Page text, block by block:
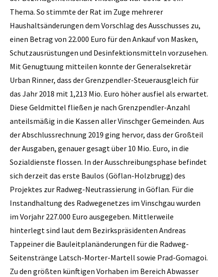
Thema. So stimmte der Rat im Zuge mehrerer
Haushaltsänderungen dem Vorschlag des Ausschusses zu,
einen Betrag von 22.000 Euro für den Ankauf von Masken,
Schutzausrüstungen und Desinfektionsmitteln vorzusehen.
Mit Genugtuung mitteilen konnte der Generalsekretär
Urban Rinner, dass der Grenzpendler-Steuerausgleich für
das Jahr 2018 mit 1,213 Mio. Euro höher ausfiel als erwartet.
Diese Geldmittel fließen je nach Grenzpendler-Anzahl
anteilsmäßig in die Kassen aller Vinschger Gemeinden. Aus
der Abschlussrechnung 2019 ging hervor, dass der Großteil
der Ausgaben, genauer gesagt über 10 Mio. Euro, in die
Sozialdienste flossen. In der Ausschreibungsphase befindet
sich derzeit das erste Baulos (Göflan-Holzbrugg) des
Projektes zur Radweg-Neutrassierung in Göflan. Für die
Instandhaltung des Radwegenetzes im Vinschgau wurden
im Vorjahr 227.000 Euro ausgegeben. Mittlerweile
hinterlegt sind laut dem Bezirkspräsidenten Andreas
Tappeiner die Bauleitplanänderungen für die Radweg-
Seitenstränge Latsch-Morter-Martell sowie Prad-Gomagoi.
Zu den größten künftigen Vorhaben im Bereich Abwasser